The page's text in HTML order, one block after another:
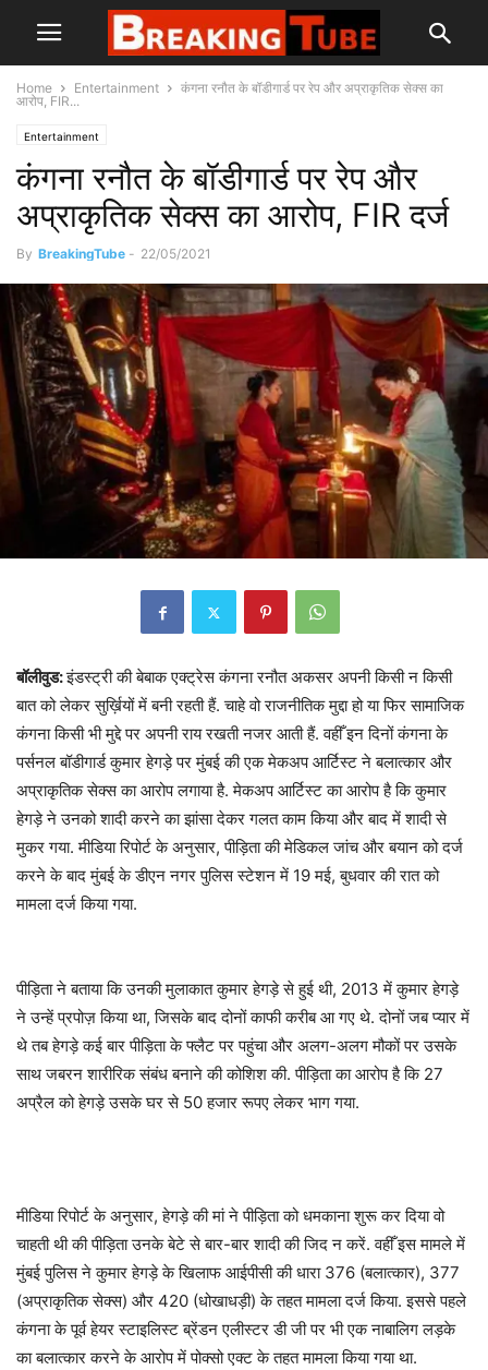
Home Entertainment
कंगना रनौत के बॉडीगार्ड पर रेप और अप्राकृतिक सेक्स का
आरोप, FIR...
Entertainment
कंगना रनौत के बॉडीगार्ड पर रेप और
अप्राकृतिक सेक्स का आरोप, FIR दर्ज
By BreakingTube - 22/05/2021
बॉलीवुड:इंडस्ट्री की बेबाक एक्ट्रेस कंगना रनौत अकसर अपनी किसी न किसी
बात को लेकर सुर्ख़ियों में बनी रहती हैं. चाहे वो राजनीतिक मुद्दा हो या फिर सामाजिक
कंगना किसी भी मुद्दे पर अपनी राय रखती नजर आती हैं. वहीँ इन दिनों कंगना के
पर्सनल बॉडीगार्ड कुमार हेगड़े पर मुंबई की एक मेकअप आर्टिस्ट ने बलात्कार और
अप्राकृतिक सेक्स का आरोप लगाया है. मेकअप आर्टिस्ट का आरोप है कि कुमार
हेगड़े ने उनको शादी करने का झांसा देकर गलत काम किया और बाद में शादी से
मुकर गया. मीडिया रिपोर्ट के अनुसार, पीड़िता की मेडिकल जांच और बयान को दर्ज
करने के बाद मुंबई के डीएन नगर पुलिस स्टेशन में 19 मई, बुधवार की रात को
मामला दर्ज किया गया.
पीड़िता ने बताया कि उनकी मुलाकात कुमार हेगड़े से हुई थी, 2013 में कुमार हेगड़े
ने उन्हें प्रपोज़ किया था, जिसके बाद दोनों काफी करीब आ गए थे. दोनों जब प्यार में
थे तब हेगड़े कई बार पीड़िता के फ्लैट पर पहुंचा और अलग-अलग मौकों पर उसके
साथ जबरन शारीरिक संबंध बनाने की कोशिश की. पीड़िता का आरोप है कि 27
अप्रैल को हेगड़े उसके घर से 50 हजार रूपए लेकर भाग गया.
मीडिया रिपोर्ट के अनुसार, हेगड़े की मां ने पीड़िता को धमकाना शुरू कर दिया वो
चाहती थी की पीड़िता उनके बेटे से बार-बार शादी की जिद न करें. वहीँ इस मामले में
मुंबई पुलिस ने कुमार हेगड़े के खिलाफ आईपीसी की धारा 376 (बलात्कार), 377
(अप्राकृतिक सेक्स) और 420 (धोखाधड़ी) के तहत मामला दर्ज किया. इससे पहले
कंगना के पूर्व हेयर स्टाइलिस्ट ब्रेंडन एलीस्टर डी जी पर भी एक नाबालिग लड़के
का बलात्कार करने के आरोप में पोक्सो एक्ट के तहत मामला किया गया था.